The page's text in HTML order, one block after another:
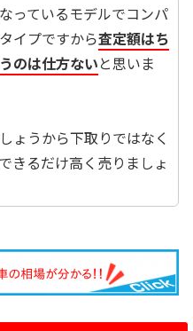
っているモデルでコンパ
イプですから査定額はち
のは仕方ないと思いま
ょうから下取りではなく
きるだけ高く売りましょ